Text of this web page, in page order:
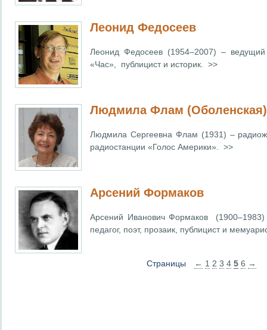
Леонид Федосеев
Леонид Федосеев (1954–2007) – ведущий
«Час», публицист и историк. >>
Людмила Флам (Оболенская)
Людмила Сергеевна Флам (1931) –
радиостанции «Голос Америки». >>
Арсений Формаков
Арсений Иванович Формаков (1900–1983)
педагог, поэт, прозаик, публицист и
Страницы ← 1 2 3 4 5 6 →